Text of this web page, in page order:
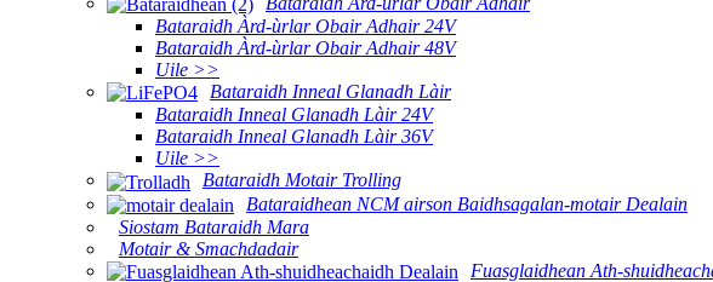
Bataraidh Àrd-ùrlar Obair Adhair 24V
Bataraidh Àrd-ùrlar Obair Adhair 48V
Uile >>
Bataraidh Inneal Glanadh Làir
Bataraidh Inneal Glanadh Làir 24V
Bataraidh Inneal Glanadh Làir 36V
Uile >>
Bataraidh Motair Trolling
Bataraidhean NCM airson Baidhsagalan-motair Dealain
Siostam Bataraidh Mara
Motair & Smachdadair
Fuasglaidhean Ath-